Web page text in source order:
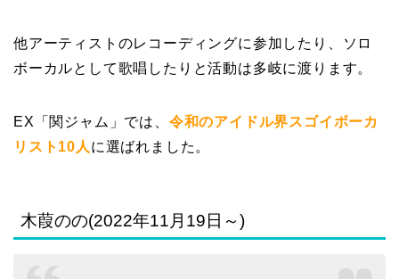
他アーティストのレコーディングに参加したり、ソロ
ボーカルとして歌唱したりと活動は多岐に渡ります。
EX「関ジャム」では、 令和のアイドル界スゴイボーカ
リスト10人 に選ばれました。
木葭のの(2022年11月19日～)